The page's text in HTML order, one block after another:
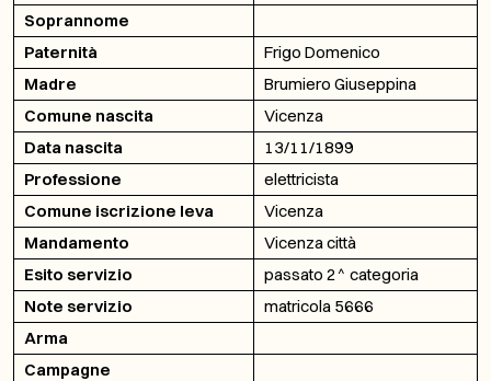
Soprannome
Paternità
Frigo Domenico
Madre
Brumiero Giuseppina
Comune nascita
Vicenza
Data nascita
13/11/1899
Professione
elettricista
Comune iscrizione leva
Vicenza
Mandamento
Vicenza città
Esito servizio
passato 2^ categoria
Note servizio
matricola 5666
Arma
Campagne